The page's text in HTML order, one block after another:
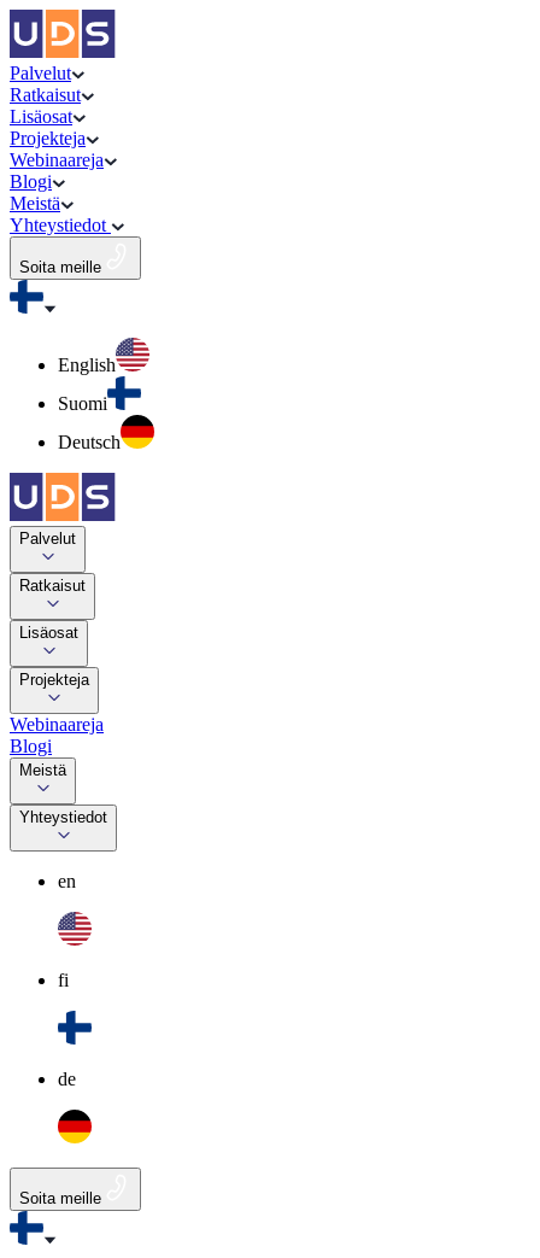
Palvelut
Ratkaisut
Lisäosat
Projekteja
Webinaareja
Blogi
Meistä
Yhteystiedot
Soita meille
English
Suomi
Deutsch
Palvelut
Ratkaisut
Lisäosat
Projekteja
Webinaareja
Blogi
Meistä
Yhteystiedot
en
fi
de
Soita meille